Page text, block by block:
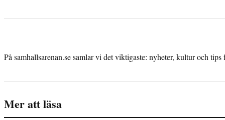
På samhallsarenan.se samlar vi det viktigaste: nyheter, kultur och tips
Mer att läsa